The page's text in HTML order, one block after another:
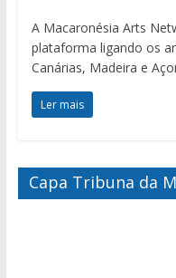
A Macaronésia Arts
plataforma ligando os
Canárias, Madeira e
Ler mais
Capa Tribuna da